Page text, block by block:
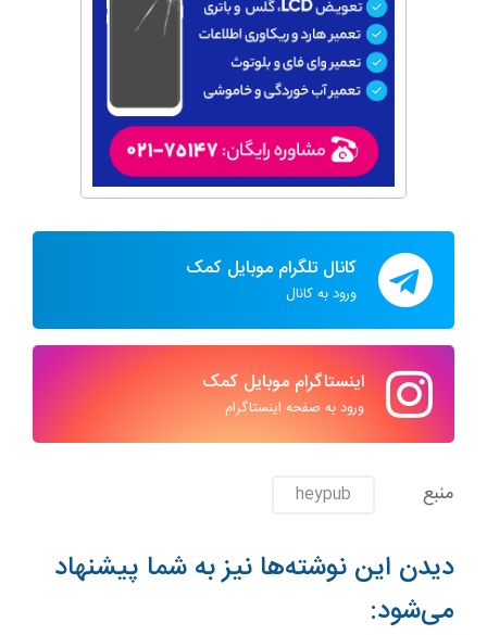
کانال تلگرام موبایل کمک
ورود به کانال
اینستاگرام موبایل کمک
ورود به صفحه اینستاگرام
منبع heypub
دیدن این نوشته‌ها نیز به شما پیشنهاد
می‌شود: